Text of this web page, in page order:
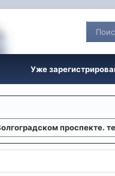
Уже
проспекте.